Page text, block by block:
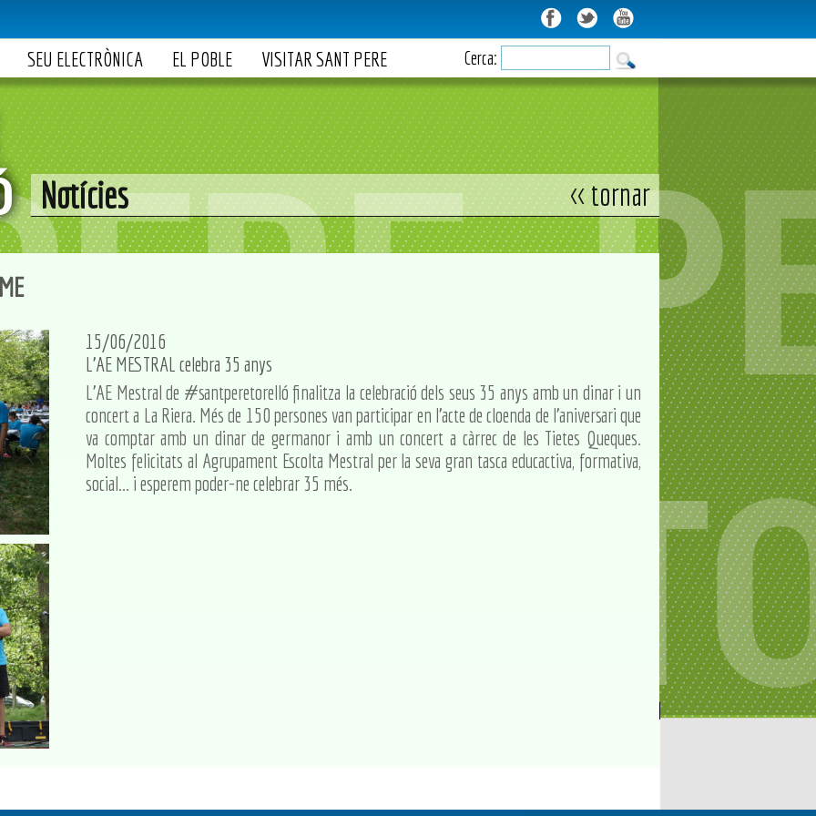
SEU ELECTRÒNICA EL POBLE VISITAR SANT PERE Cerca:
Notícies << tornar
15/06/2016
L'AE MESTRAL celebra 35 anys
L'AE Mestral de ‪#‎santperetorelló‬ finalitza la celebració dels seus 35 anys amb un dinar i un
concert a La Riera. Més de 150 persones van participar en l'acte de cloenda de l'aniversari que
va comptar amb un dinar de germanor i amb un concert a càrrec de les Tietes Queques.
Moltes felicitats al Agrupament Escolta Mestral per la seva gran tasca educactiva, formativa,
social... i esperem poder-ne celebrar 35 més.